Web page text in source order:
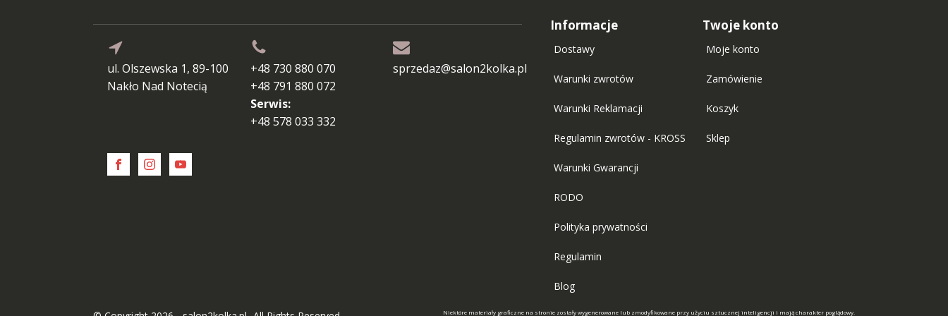
ul. Olszewska 1, 89-100
Nakło Nad Notecią
+48 730 880 070
+48 791 880 072
Serwis:
+48 578 033 332
sprzedaz@salon2kolka.pl
Informacje
Dostawy
Warunki zwrotów
Warunki Reklamacji
Regulamin zwrotów - KROSS
Warunki Gwarancji
RODO
Polityka prywatności
Regulamin
Blog
Twoje konto
Moje konto
Zamówienie
Koszyk
Sklep
Niektóre materiały graficzne na stronie zostały wygenerowane lub zmodyfikowane przy użyciu sztucznej inteligencji i mają charakter poglądowy.